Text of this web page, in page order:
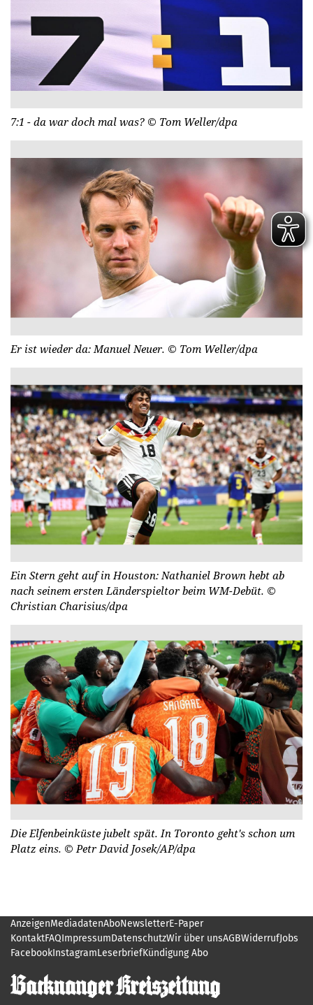
7:1 - da war doch mal was? © Tom Weller/dpa
Er ist wieder da: Manuel Neuer. © Tom Weller/dpa
Ein Stern geht auf in Houston: Nathaniel Brown hebt ab
nach seinem ersten Länderspieltor beim WM-Debüt. ©
Christian Charisius/dpa
Die Elfenbeinküste jubelt spät. In Toronto geht's schon um
Platz eins. © Petr David Josek/AP/dpa
AnzeigenMediadatenAboNewsletterE-Paper
KontaktFAQImpressumDatenschutzWir über unsAGBWiderrufJobs
FacebookInstagramLeserbriefKündigung Abo